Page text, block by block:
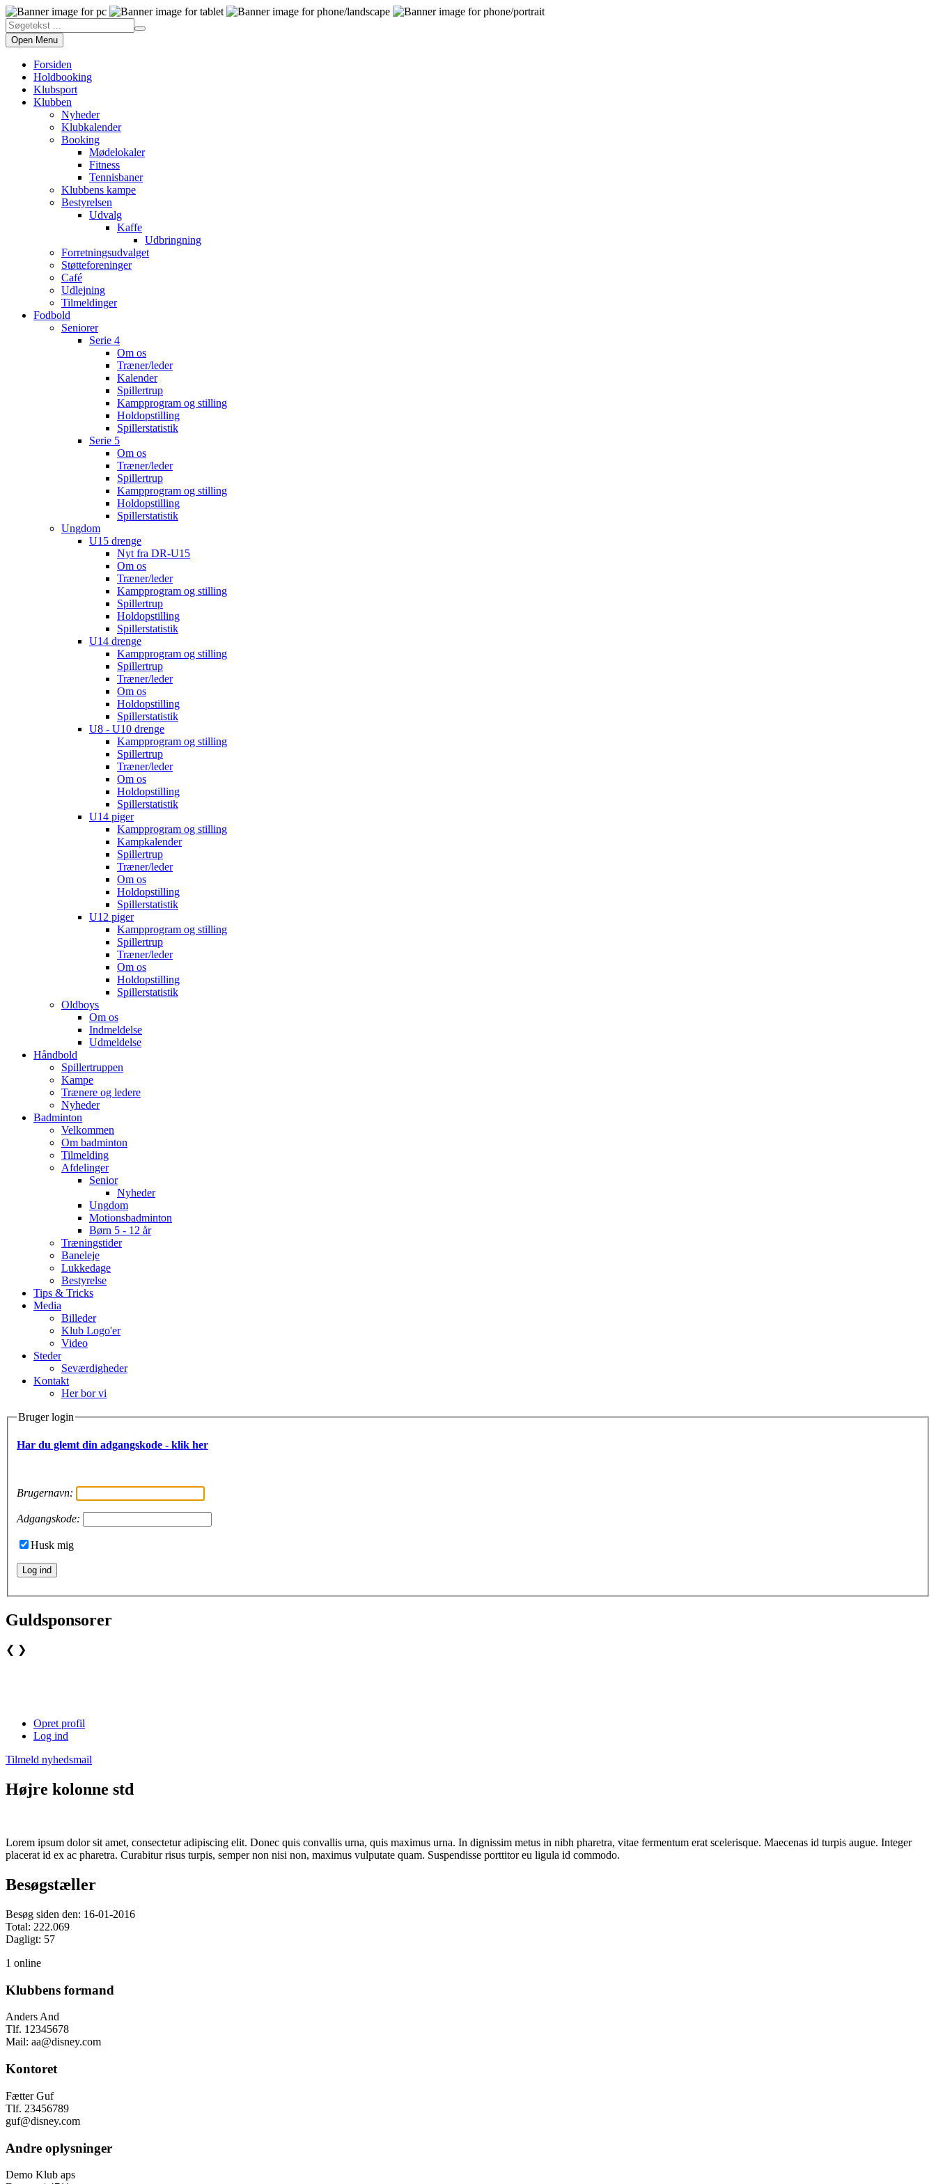
Open Menu
Forsiden
Holdbooking
Klubsport
Klubben
Nyheder
Klubkalender
Booking
Mødelokaler
Fitness
Tennisbaner
Klubbens kampe
Bestyrelsen
Udvalg
Kaffe
Udbringning
Forretningsudvalget
Støtteforeninger
Café
Udlejning
Tilmeldinger
Fodbold
Seniorer
Serie 4
Om os
Træner/leder
Kalender
Spillertrup
Kampprogram og stilling
Holdopstilling
Spillerstatistik
Serie 5
Om os
Træner/leder
Spillertrup
Kampprogram og stilling
Holdopstilling
Spillerstatistik
Ungdom
U15 drenge
Nyt fra DR-U15
Om os
Træner/leder
Kampprogram og stilling
Spillertrup
Holdopstilling
Spillerstatistik
U14 drenge
Kampprogram og stilling
Spillertrup
Træner/leder
Om os
Holdopstilling
Spillerstatistik
U8 - U10 drenge
Kampprogram og stilling
Spillertrup
Træner/leder
Om os
Holdopstilling
Spillerstatistik
U14 piger
Kampprogram og stilling
Kampkalender
Spillertrup
Træner/leder
Om os
Holdopstilling
Spillerstatistik
U12 piger
Kampprogram og stilling
Spillertrup
Træner/leder
Om os
Holdopstilling
Spillerstatistik
Oldboys
Om os
Indmeldelse
Udmeldelse
Håndbold
Spillertruppen
Kampe
Trænere og ledere
Nyheder
Badminton
Velkommen
Om badminton
Tilmelding
Afdelinger
Senior
Nyheder
Ungdom
Motionsbadminton
Børn 5 - 12 år
Træningstider
Baneleje
Lukkedage
Bestyrelse
Tips & Tricks
Media
Billeder
Klub Logo'er
Video
Steder
Seværdigheder
Kontakt
Her bor vi
Bruger login
Har du glemt din adgangskode - klik her
Brugernavn:
Adgangskode:
Husk mig
Guldsponsorer
❮ ❯
Opret profil
Log ind
Tilmeld nyhedsmail
Højre kolonne std
Lorem ipsum dolor sit amet, consectetur adipiscing elit. Donec quis convallis urna, quis maximus urna. In dignissim metus in nibh pharetra, vitae fermentum erat scelerisque. Maecenas id turpis augue. Integer
placerat id ex ac pharetra. Curabitur risus turpis, semper non nisi non, maximus vulputate quam. Suspendisse porttitor eu ligula id commodo.
Besøgstæller
Besøg siden den: 16-01-2016
Total: 222.069
Dagligt: 57
1 online
Klubbens formand
Anders And
Tlf. 12345678
Mail: aa@disney.com
Kontoret
Fætter Guf
Tlf. 23456789
guf@disney.com
Andre oplysninger
Demo Klub aps